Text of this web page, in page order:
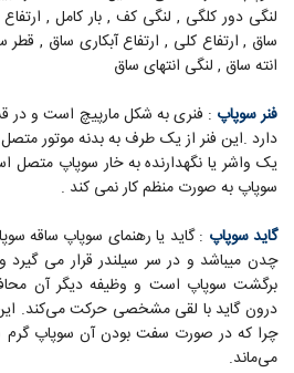
لنگی دور کلگی , لنگی کف , بار کامل , ارتفاع
ساق , ارتفاع کلی , ارتفاع آبکاری ساق ,
انته ساق , لنگی انتهای ساق
فنر سوپاپ : فنری به شکل مارپیچ است و در
دارد .این فنر از یک طرف به بدنه موتور
یک واشر یا نگهدارنده به خار سوپاپ متصل
سوپاپ به صورت منظم کار نمی کند .
گاید سوپاپ : گاید یا رهنمای سوپاپ ساقه
چدن میباشد و در سر سیلندر قرار می
برگشت سوپاپ است و وظیفه دیگر آن
درون گاید با لقی مشخصی حرکت می‌کند.
چرا که در صورت سفت بودن آن سوپاپ گرم
می‌ماند.